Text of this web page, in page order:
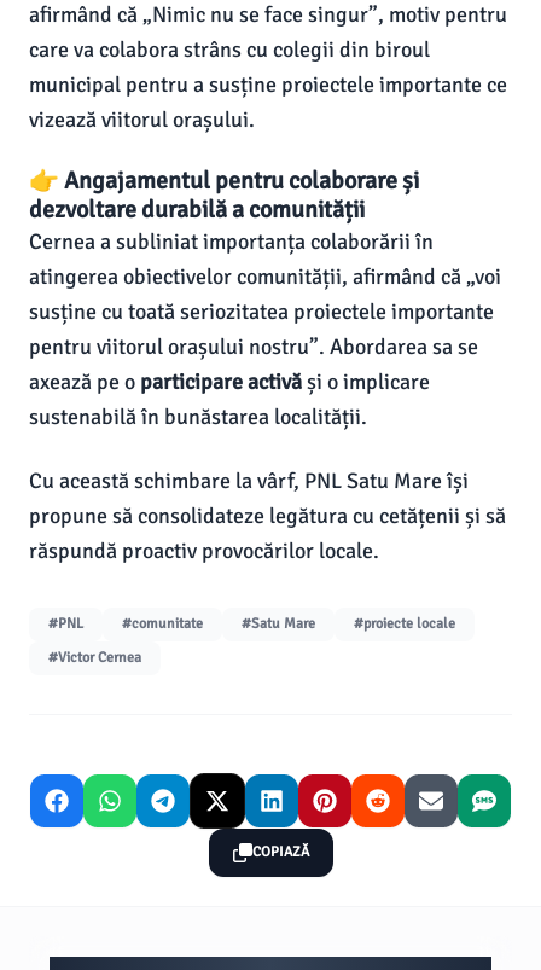
afirmând că „Nimic nu se face singur”, motiv pentru
care va colabora strâns cu colegii din biroul
municipal pentru a susține proiectele importante ce
vizează viitorul orașului.
👉 Angajamentul pentru colaborare și
dezvoltare durabilă a comunității
Cernea a subliniat importanța colaborării în
atingerea obiectivelor comunității, afirmând că „voi
susține cu toată seriozitatea proiectele importante
pentru viitorul orașului nostru”. Abordarea sa se
axează pe o participare activăși o implicare
sustenabilă în bunăstarea localității.
Cu această schimbare la vârf, PNL Satu Mare își
propune să consolidateze legătura cu cetățenii și să
răspundă proactiv provocărilor locale.
#PNL #comunitate #Satu Mare
#proiecte locale
#Victor Cernea
COPIAZĂ